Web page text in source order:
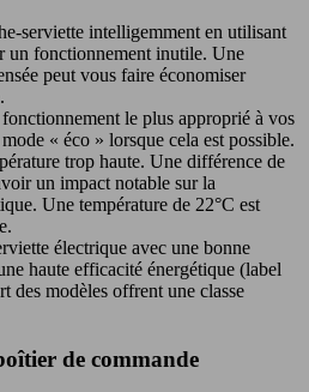
serviette intelligemment en utilisant
un fonctionnement inutile. Une
peut vous faire économiser
le plus approprié à vos
« éco » lorsque cela est possible.
trop haute. Une différence de
un impact notable sur la
Une température de 22°C est
électrique avec une bonne
haute efficacité énergétique (label
des modèles offrent une classe
de commande